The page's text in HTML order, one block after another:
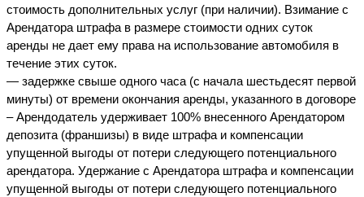
стоимость дополнительных услуг (при наличии). Взимание с
Арендатора штрафа в размере стоимости одних суток
аренды не дает ему права на использование автомобиля в
течение этих суток.
— задержке свыше одного часа (с начала шестьдесят первой
минуты) от времени окончания аренды, указанного в договоре
– Арендодатель удерживает 100% внесенного Арендатором
депозита (франшизы) в виде штрафа и компенсации
упущенной выгоды от потери следующего потенциального
арендатора. Удержание с Арендатора штрафа и компенсации
упущенной выгоды от потери следующего потенциального